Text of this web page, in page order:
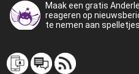
Maak een gratis
reageren op
te nemen aan